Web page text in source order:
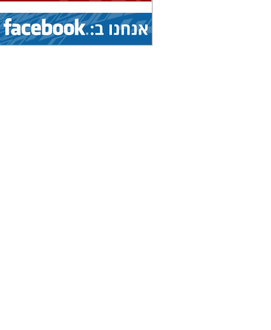
(איגוד: ג'יו ג'יטסו)
1.8.2026 - 9.8.2026
אליפות עולם...
(איגוד: ג'יו ג'יטסו)
הצג
5.8.2026 - 9.8.2026